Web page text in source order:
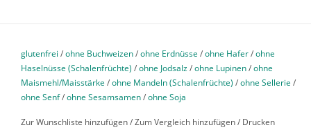
herzhaftes Gebäck für alle Käseliebhaber!
Stückpreis Wochenmarkt: 2.30.- €
Zutaten: Wasser, Pflanzliche Fette, Emmentaler 45% Fett i.Tr.,
(15,3 %), Tapiokastärke (Bio), Kartoffelstärke, Reismehl (Bio),
glutenfrei /ohne Buchweizen/ohne Erdnüsse /ohne Hafer/ohne
Haselnüsse (Schalenfrüchte) /ohne Jodsalz/ohne Lupinen/ohne
Maismehl/Maisstärke /ohne Mandeln (Schalenfrüchte) /ohne Sellerie /
ohne Senf/ohne Sesamsamen/ohne Soja
Zur Wunschliste hinzufügen/Zum Vergleich hinzufügen/ Drucken